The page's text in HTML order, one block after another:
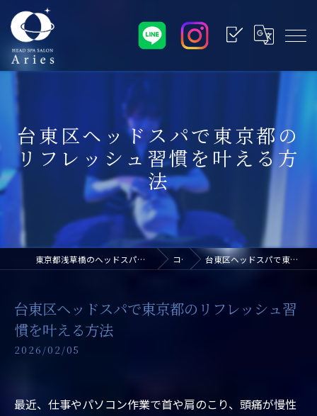
台東区ヘッドスパで東京都の
リフレッシュ習慣を叶える方
法
東京都浅草橋のヘッドスパなら浅草橋ドライヘッドスパ専門店アリエス コラム 台東区ヘッドスパで東京都のリフレッシュ習慣を叶える方法
台東区ヘッドスパで東京都のリフレッシュ習
慣を叶える方法
2026/02/05
最近、仕事やパソコン作業で首や肩のこり、頭痛が慢性